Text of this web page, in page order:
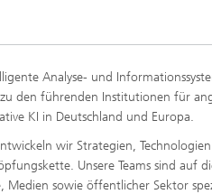
Analyse- und
den führenden Institutionen für
KI in Deutschland und Europa.
wir Strategien,
Unsere Teams sind auf
Medien sowie öffentlicher Sektor